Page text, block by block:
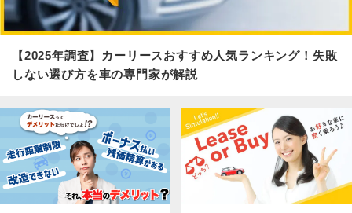
【2025年調査】カーリースおすすめ人気ランキング！失敗
しない選び方を車の専門家が解説